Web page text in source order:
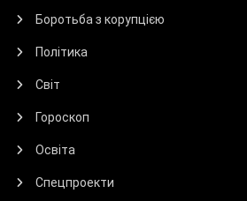
Боротьба з корупцією
Політика
Світ
Гороскоп
Освіта
Спецпроекти